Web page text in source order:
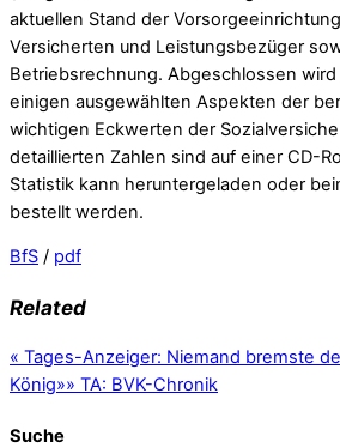
aktuellen Stand der
Versicherten und Leistungsbezüger
Betriebsrechnung. Abgeschlossen
einigen aus­gewählten Aspekten der
wichtigen Eckwerten der
detaillierten Zahlen sind auf einer CD-
Statistik kann heruntergeladen oder
bestellt werden.
BfS / pdf
Related
« Tages-Anzeiger: Niemand bremste
König»» TA: BVK-Chronik
Suche